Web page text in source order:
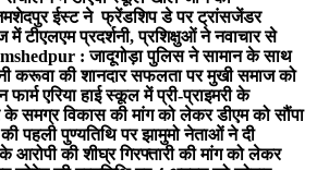
ईस्ट ने फ्रेंडशिप डे पर ट्रांसजेंडर
टीएलएम प्रदर्शनी, प्रशिक्षुओं ने नवाचार से
: जादूगोड़ा पुलिस ने सामान के साथ
करूवा की शानदार सफलता पर मुखी समाज को
एरिया हाई स्कूल में प्री-प्राइमरी के
विकास की मांग को लेकर डीएम को सौंपा
पहली पुण्यतिथि पर झामुमो नेताओं ने दी
की शीघ्र गिरफ्तारी की मांग को लेकर